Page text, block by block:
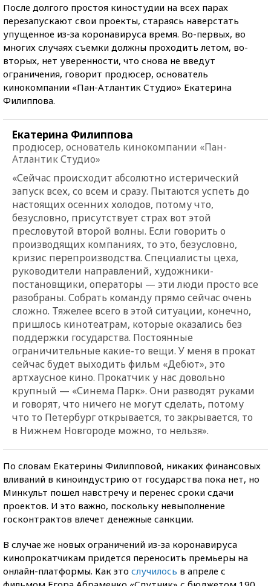
После долгого простоя киностудии на всех парах
перезапускают свои проекты, стараясь наверстать
упущенное из-за коронавируса время. Во-первых, во
многих случаях съемки должны проходить летом, во-
вторых, нет уверенности, что снова не введут
ограничения, говорит продюсер, основатель
кинокомпании «Пан-Атлантик Студио» Екатерина
Филиппова.
Екатерина Филиппова
продюсер, основатель кинокомпании «Пан-
Атлантик Студио»
«Сейчас происходит абсолютно истерический
запуск всех, со всем и сразу. Пытаются успеть до
настоящих осенних холодов, потому что,
безусловно, присутствует страх вот этой
пресловутой второй волны. Если говорить о
производящих компаниях, то это, безусловно,
кризис перепроизводства. Специалисты цеха,
руководители направлений, художники-
постановщики, операторы — эти люди просто все
разобраны. Собрать команду прямо сейчас очень
сложно. Тяжелее всего в этой ситуации, конечно,
пришлось кинотеатрам, которые оказались без
поддержки государства. Постоянные
ограничительные какие-то вещи. У меня в прокат
сейчас будет выходить фильм «Дебют», это
артхаусное кино. Прокатчик у нас довольно
крупный — «Синема Парк». Они разводят руками
и говорят, что ничего не могут сделать, потому
что то Петербург открывается, то закрывается, то
в Нижнем Новгороде можно, то нельзя».
По словам Екатерины Филипповой, никаких финансовых
вливаний в киноиндустрию от государства пока нет, но
Минкульт пошел навстречу и перенес сроки сдачи
проектов. И это важно, поскольку невыполнение
госконтрактов влечет денежные санкции.
В случае же новых ограничений из-за коронавируса
кинопрокатчикам придется переносить премьеры на
онлайн-платформы. Как это случилось в апреле с